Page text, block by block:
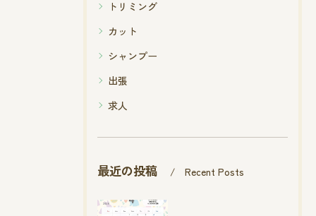
トリミング
カット
シャンプー
出張
求人
最近の投稿 Recent Posts